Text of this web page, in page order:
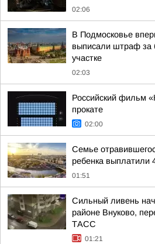
02:06
В Подмосковье
выписали штраф за
участке
02:03
Российский фильм
прокате
02:00
Семье
ребенка выплатили
01:51
Сильный ливень
районе Внуково,
ТАСС
01:21